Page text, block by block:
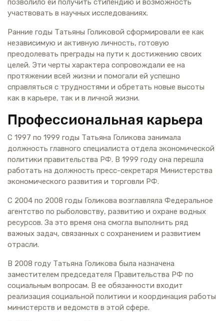
позволило ей получить стипендию и возможность
участвовать в научных исследованиях.
Ранние годы Татьяны Голиковой сформировали ее как
независимую и активную личность, готовую
преодолевать преграды на пути к достижению своих
целей. Эти черты характера сопровождали ее на
протяжении всей жизни и помогали ей успешно
справляться с трудностями и обретать новые высоты
как в карьере, так и в личной жизни.
Профессиональная карьера
С 1997 по 1999 годы Татьяна Голикова занимала
должность главного специалиста отдела экономической
политики правительства РФ. В 1999 году она перешла
работать на должность пресс-секретаря Министерства
экономического развития и торговли РФ.
С 2004 по 2008 годы Голикова возглавляла Федеральное
агентство по рыболовству, развитию и охране водных
ресурсов. За это время она смогла выполнить ряд
важных задач, связанных с сохранением и развитием
отрасли.
В 2008 году Татьяна Голикова была назначена
заместителем председателя Правительства РФ по
социальным вопросам. В ее обязанности входит
реализация социальной политики и координация работы
министерств и ведомств в этой сфере.